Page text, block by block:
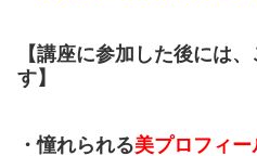
【講座に参加した後には
す】
・憧れられる美プロフィー